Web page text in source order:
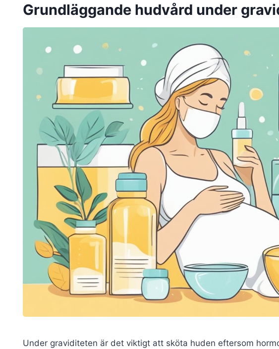
Grundläggande hudvård under
Under graviditeten är det viktigt att sköta huden eftersom